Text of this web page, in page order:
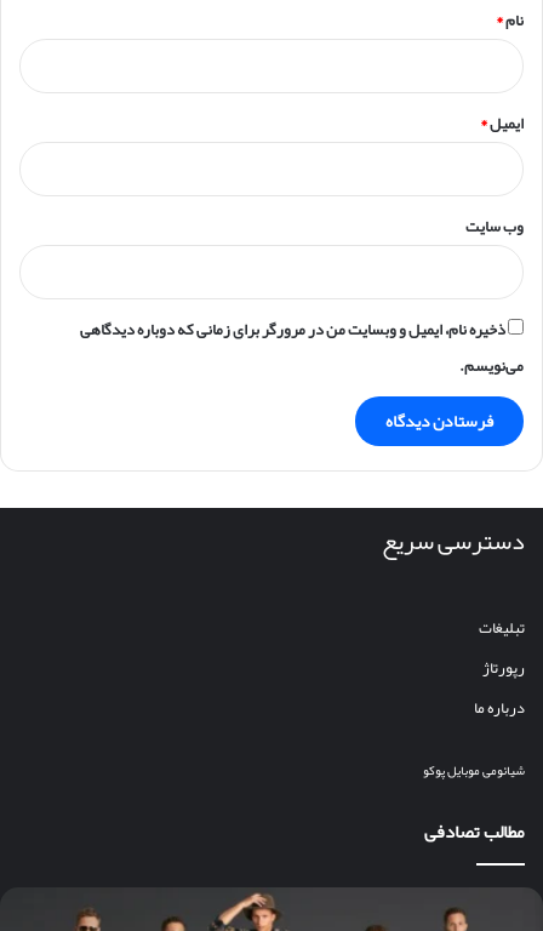
نام*
ایمیل*
وب‌ سایت
ذخیره نام، ایمیل و وبسایت من در مرورگر برای زمانی که دوباره دیدگاهی
می‌نویسم.
دسترسی سریع
تبلیغات
رپورتاژ
درباره ما
شیائومیموبایلپوکو
مطالب تصادفی